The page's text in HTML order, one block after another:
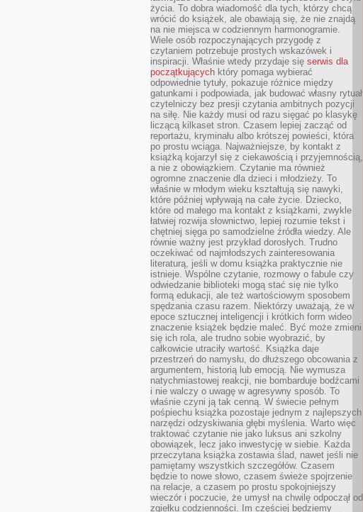
życia. To dobra wiadomość dla tych, którzy chcą
wrócić do książek, ale obawiają się, że nie znajdą
na nie miejsca w codziennym harmonogramie.
Wiele osób rozpoczynających przygodę z
czytaniem potrzebuje prostych wskazówek i
inspiracji. Właśnie wtedy przydaje się serwis dla
początkujących który pomaga wybierać
odpowiednie tytuły, pokazuje różnice między
gatunkami i podpowiada, jak budować własny rytuał
czytelniczy bez presji czytania ambitnych pozycji
na siłę. Nie każdy musi od razu sięgać po klasykę
liczącą kilkaset stron. Czasem lepiej zacząć od
reportażu, kryminału albo krótszej powieści, która
po prostu wciąga. Najważniejsze, by kontakt z
książką kojarzył się z ciekawością i przyjemnością,
a nie z obowiązkiem. Czytanie ma również
ogromne znaczenie dla dzieci i młodzieży. To
właśnie w młodym wieku kształtują się nawyki,
które później wpływają na całe życie. Dziecko,
które od małego ma kontakt z książkami, zwykle
łatwiej rozwija słownictwo, lepiej rozumie tekst i
chętniej sięga po samodzielne źródła wiedzy. Ale
równie ważny jest przykład dorosłych. Trudno
oczekiwać od najmłodszych zainteresowania
literaturą, jeśli w domu książka praktycznie nie
istnieje. Wspólne czytanie, rozmowy o fabule czy
odwiedzanie biblioteki mogą stać się nie tylko
formą edukacji, ale też wartościowym sposobem
spędzania czasu razem. Niektórzy uważają, że w
epoce sztucznej inteligencji i krótkich form wideo
znaczenie książek będzie maleć. Być może zmieni
się ich rola, ale trudno sobie wyobrazić, by
całkowicie utraciły wartość. Książka daje
przestrzeń do namysłu, do dłuższego obcowania z
argumentem, historią lub emocją. Nie wymusza
natychmiastowej reakcji, nie bombarduje bodźcami
i nie walczy o uwagę w agresywny sposób. To
właśnie czyni ją tak cenną. W świecie pełnym
pośpiechu książka pozostaje jednym z najlepszych
narzędzi odzyskiwania głębi myślenia. Warto więc
traktować czytanie nie jako luksus ani szkolny
obowiązek, lecz jako inwestycję w siebie. Każda
przeczytana książka zostawia ślad, nawet jeśli nie
pamiętamy wszystkich szczegółów. Czasem
będzie to nowe słowo, czasem świeże spojrzenie
na relacje, a czasem po prostu spokojniejszy
wieczór i poczucie, że umysł na chwilę odpoczął od
zgiełku codzienności. Im częściej będziemy